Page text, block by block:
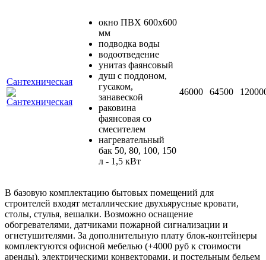
Сантехническая
окно ПВХ 600х600
мм
подводка воды
водоотведение
унитаз фаянсовый
душ с поддоном,
гусаком,
занавеской
раковина
фаянсовая со
смесителем
нагревательный
бак 50, 80, 100, 150
л - 1,5 кВт
46000 64500
В базовую комплектацию бытовых помещений для
строителей входят металлические двухъярусные кровати,
столы, стулья, вешалки. Возможно оснащение
обогревателями, датчиками пожарной сигнализации и
огнетушителями. За дополнительную плату блок-контейнеры
комплектуются офисной мебелью (+4000 руб к стоимости
аренды), электрическими конвекторами, и постельным бельем